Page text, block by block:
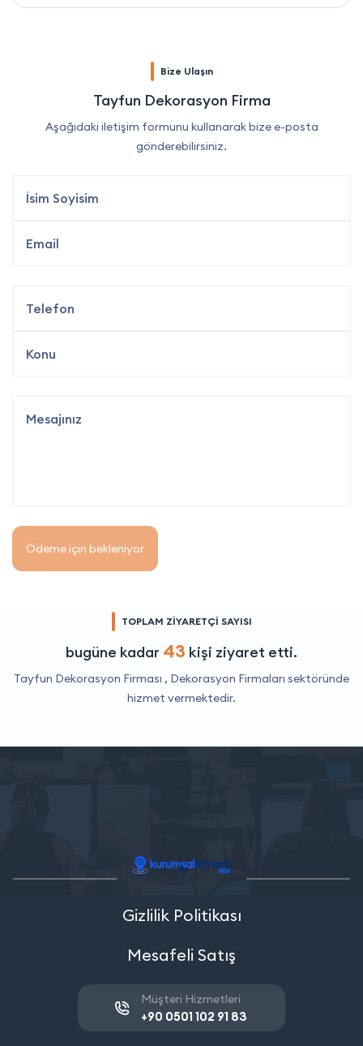
Bize Ulaşın
Tayfun Dekorasyon Firma
Aşağıdaki iletişim formunu kullanarak bize e-posta
gönderebilirsiniz.
Ödeme için bekleniyor
TOPLAM ZİYARETÇİ SAYISI
bugüne kadar 43 kişi ziyaret etti.
Tayfun Dekorasyon Firması , Dekorasyon Firmaları sektöründe
hizmet vermektedir.
Gizlilik Politikası
Mesafeli Satış
Müşteri Hizmetleri
+90 0501 102 91 83